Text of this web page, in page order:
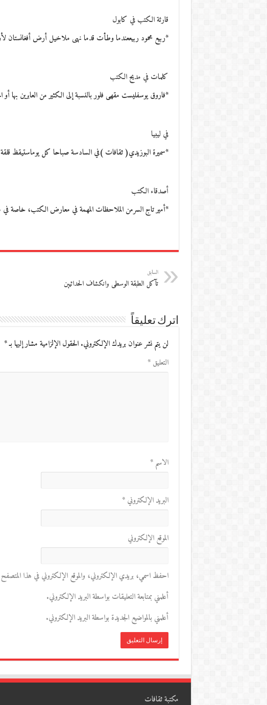
قارئة الكتب في كابول
*ربيع محمود ربيععندما وطأت قدما نهى ملاخيل أرض أفغانستان لأول مرة، عام
كلمات في مديح الكتب
*فاروق يوسفليست مقهى فلور بالنسبة إلى الكثير من العابرين بها
في ليبيا
*سميرة البوزيدي( ثقافات )في السادسة صباحا كل يوماستيقظ
أصدقاء الكتب
*أمير تاج السرمن الملاحظات المهمة في معارض الكتب، خاصة
السابق
تآكل الطبقة الوسطى وانكشاف الحداثيين
اترك تعليقاً
لن يتم نشر عنوان بريدك الإلكتروني. الحقول الإلزامية مشار إليها بـ*
التعليق*
الاسم*
البريد الإلكتروني*
الموقع الإلكتروني
احفظ اسمي، بريدي الإلكتروني، والموقع الإلكتروني في هذا المتصفح
أعلمني بمتابعة التعليقات بواسطة البريد الإلكتروني.
أعلمني بالمواضيع الجديدة بواسطة البريد الإلكتروني.
مكتبة ثقافات